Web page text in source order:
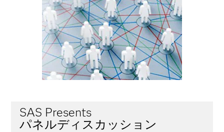
SAS Presents
パネルディスカッション